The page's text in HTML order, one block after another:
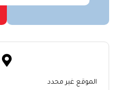
الموقع غير محدد